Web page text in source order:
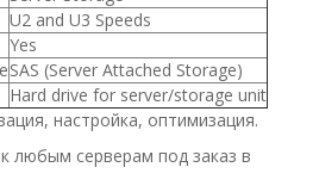
U2 and U3 Speeds
Yes
SAS (Server Attached Storage)
Hard drive for server/storage unit
настройка, оптимизация.
любым серверам под заказ в